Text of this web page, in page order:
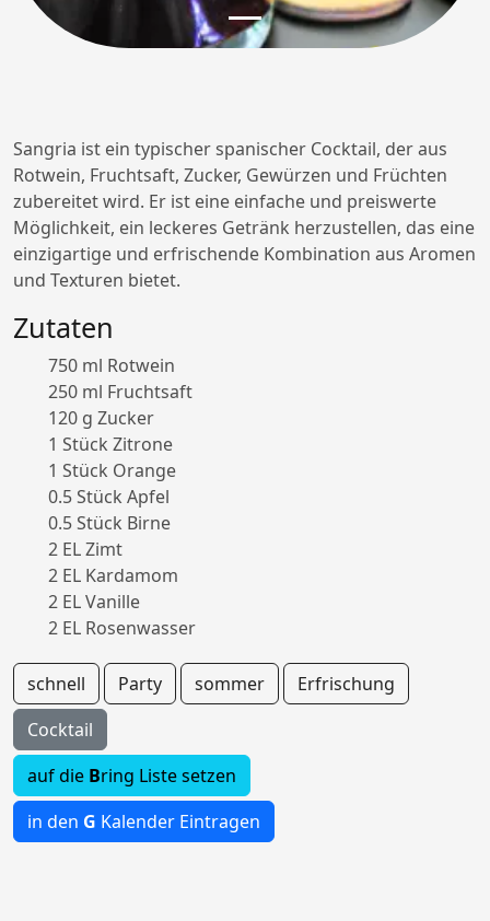
Sangria ist ein typischer spanischer Cocktail, der aus
Rotwein, Fruchtsaft, Zucker, Gewürzen und Früchten
zubereitet wird. Er ist eine einfache und preiswerte
Möglichkeit, ein leckeres Getränk herzustellen, das eine
einzigartige und erfrischende Kombination aus Aromen
und Texturen bietet.
Zutaten
750 ml Rotwein
250 ml Fruchtsaft
120 g Zucker
1 Stück Zitrone
1 Stück Orange
0.5 Stück Apfel
0.5 Stück Birne
2 EL Zimt
2 EL Kardamom
2 EL Vanille
2 EL Rosenwasser
schnell Party sommer
Erfrischung
Cocktail
auf die Bring Liste setzen
in den G Kalender Eintragen